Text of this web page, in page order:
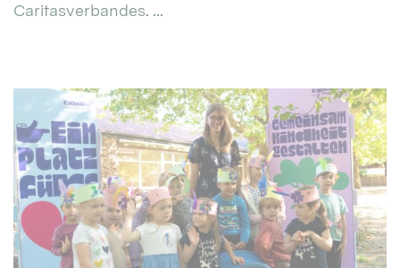
Caritasverbandes. ...